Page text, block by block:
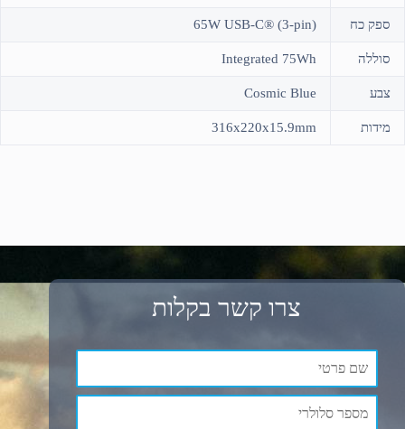
ספק כח 65W USB-C® (3-pin)
סוללה Integrated 75Wh
צבע Cosmic Blue
מידות 316x220x15.9mm
צרו קשר בקלות